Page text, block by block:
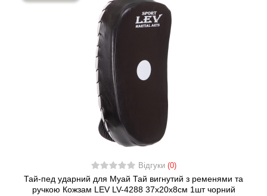
Відгуки (0)
Тай-пед ударний для Муай Тай вигнутий з ременями та
ручкою Кожзам LEV LV-4288 37x20x8см 1шт чорний